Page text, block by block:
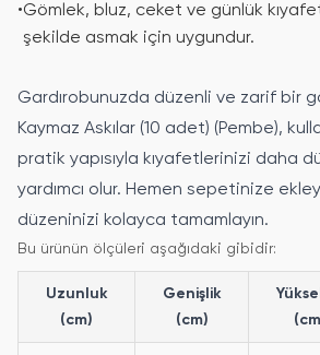
•Gömlek, bluz, ceket ve günlük
şekilde asmak için uygundur.
Gardırobunuzda düzenli ve zarif bir
Kaymaz Askılar (10 adet) (Pembe),
pratik yapısıyla kıyafetlerinizi daha
yardımcı olur. Hemen sepetinize
düzeninizi kolayca tamamlayın.
Bu ürünün ölçüleri aşağıdaki gibidir:
Uzunluk
(cm)
Genişlik
(cm)